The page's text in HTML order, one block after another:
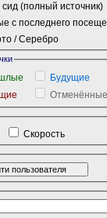
сид (полный источник)
с последнего
/ Серебро
Будущие
Отменённые
Скорость